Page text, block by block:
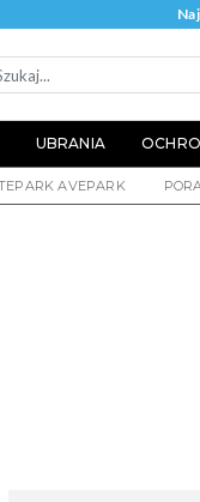
UBRANIA
AVEPARK